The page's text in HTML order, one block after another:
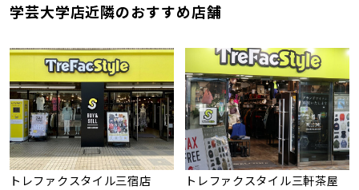
学芸大学店近隣のおすすめ店舗
トレファクスタイル三宿店
トレファクスタイル三軒茶屋